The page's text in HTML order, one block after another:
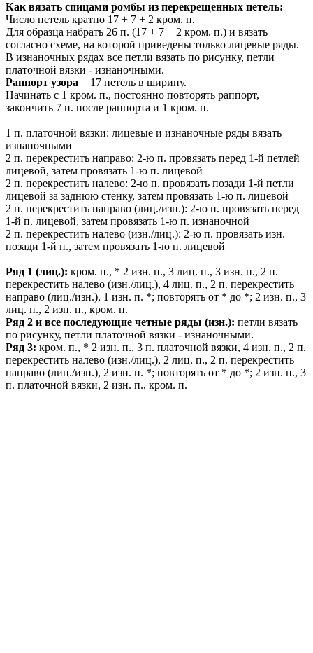
Как вязать спицами ромбы из перекрещенных петель:
Число петель кратно 17 + 7 + 2 кром. п.
Для образца набрать 26 п. (17 + 7 + 2 кром. п.) и вязать
согласно схеме, на которой приведены только лицевые ряды.
В изнаночных рядах все петли вязать по рисунку, петли
платочной вязки - изнаночными.
Раппорт узора = 17 петель в ширину.
Начинать с 1 кром. п., постоянно повторять раппорт,
закончить 7 п. после раппорта и 1 кром. п.
1 п. платочной вязки: лицевые и изнаночные ряды вязать
изнаночными
2 п. перекрестить направо: 2-ю п. провязать перед 1-й петлей
лицевой, затем провязать 1-ю п. лицевой
2 п. перекрестить налево: 2-ю п. провязать позади 1-й петли
лицевой за заднюю стенку, затем провязать 1-ю п. лицевой
2 п. перекрестить направо (лиц./изн.): 2-ю п. провязать перед
1-й п. лицевой, затем провязать 1-ю п. изнаночной
2 п. перекрестить налево (изн./лиц.): 2-ю п. провязать изн.
позади 1-й п., затем провязать 1-ю п. лицевой
Ряд 1 (лиц.): кром. п., * 2 изн. п., 3 лиц. п., 3 изн. п., 2 п.
перекрестить налево (изн./лиц.), 4 лиц. п., 2 п. перекрестить
направо (лиц./изн.), 1 изн. п. *; повторять от * до *; 2 изн. п., 3
лиц. п., 2 изн. п., кром. п.
Ряд 2 и все последующие четные ряды (изн.): петли вязать
по рисунку, петли платочной вязки - изнаночными.
Ряд 3: кром. п., * 2 изн. п., 3 п. платочной вязки, 4 изн. п., 2 п.
перекрестить налево (изн./лиц.), 2 лиц. п., 2 п. перекрестить
направо (лиц./изн.), 2 изн. п. *; повторять от * до *; 2 изн. п., 3
п. платочной вязки, 2 изн. п., кром. п.